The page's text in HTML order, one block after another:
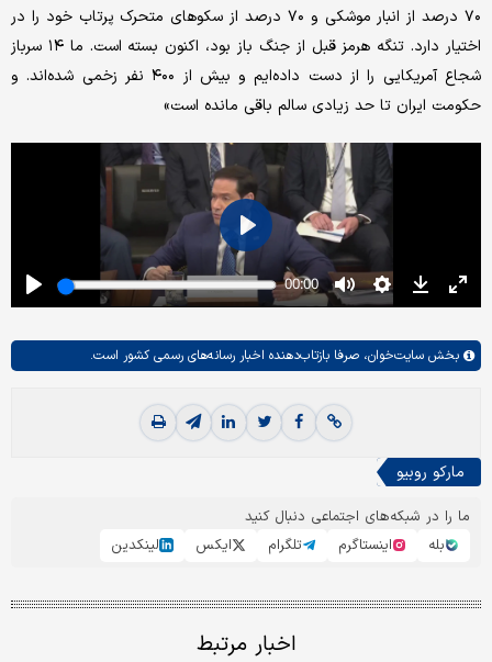
۷۰ درصد از انبار موشکی و ۷۰ درصد از سکوهای متحرک پرتاب خود را در
اختیار دارد. تنگه هرمز قبل از جنگ باز بود، اکنون بسته است. ما ۱۴ سرباز
شجاع آمریکایی را از دست داده‌ایم و بیش از ۴۰۰ نفر زخمی شده‌اند. و
حکومت ایران تا حد زیادی سالم باقی مانده است»
بخش سایت‌خوان، صرفا بازتاب‌دهنده اخبار رسانه‌های رسمی کشور است.
مارکو روبیو
ما را در شبکه‌های اجتماعی دنبال کنید
بله
اینستاگرم تلگرام ایکس لینکدین
اخبار مرتبط